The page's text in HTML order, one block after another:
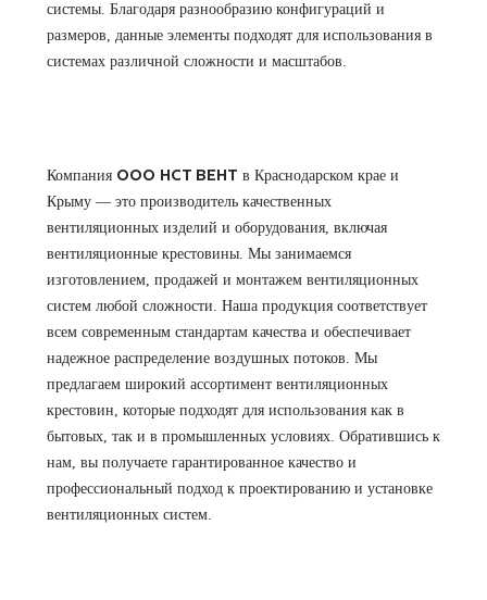
системы. Благодаря разнообразию конфигураций и
размеров, данные элементы подходят для использования в
системах различной сложности и масштабов.
Компания ООО НСТ ВЕНТ в Краснодарском крае и
Крыму — это производитель качественных
вентиляционных изделий и оборудования, включая
вентиляционные крестовины. Мы занимаемся
изготовлением, продажей и монтажем вентиляционных
систем любой сложности. Наша продукция соответствует
всем современным стандартам качества и обеспечивает
надежное распределение воздушных потоков. Мы
предлагаем широкий ассортимент вентиляционных
крестовин, которые подходят для использования как в
бытовых, так и в промышленных условиях. Обратившись к
нам, вы получаете гарантированное качество и
профессиональный подход к проектированию и установке
вентиляционных систем.